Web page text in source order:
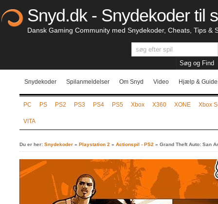
Snyd.dk - Snydekoder til
Dansk Gaming Community med Snydekoder, Cheats, Tips &
Snydekoder Spilanmeldelser Om Snyd Video Hjælp &
PC PS PS2 PS3 PS4 PS5 Xbox X360 XONE Xbox
VITA
Du er her: Snydekoder » Playstation 2 » Actionspil - PS2 » Grand Theft Auto: San